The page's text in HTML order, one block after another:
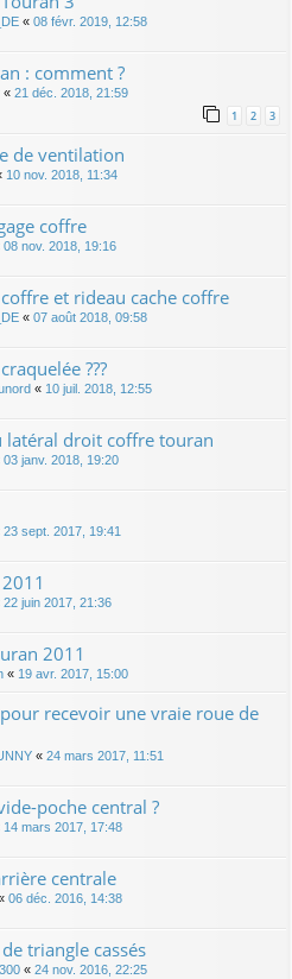
« 08 févr. 2019, 12:58
: comment ?
« 21 déc. 2018, 21:59
1 2 3
de ventilation
10 nov. 2018, 11:34
coffre
08 nov. 2018, 19:16
et rideau cache coffre
« 07 août 2018, 09:58
???
« 10 juil. 2018, 12:55
latéral droit coffre touran
03 janv. 2018, 19:20
23 sept. 2017, 19:41
22 juin 2017, 21:36
2011
« 19 avr. 2017, 15:00
recevoir une vraie roue de
« 24 mars 2017, 11:51
poche central ?
14 mars 2017, 17:48
centrale
06 déc. 2016, 14:38
triangle cassés
« 24 nov. 2016, 22:25